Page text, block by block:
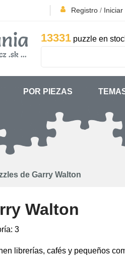
Registro / Iniciar
13331 puzzle en
POR PIEZAS
de Garry Walton
Walton
3
librerías, cafés y pequeños